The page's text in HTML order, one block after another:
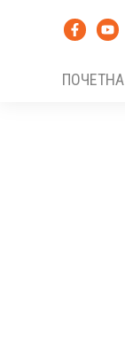
ПОЧЕТНА